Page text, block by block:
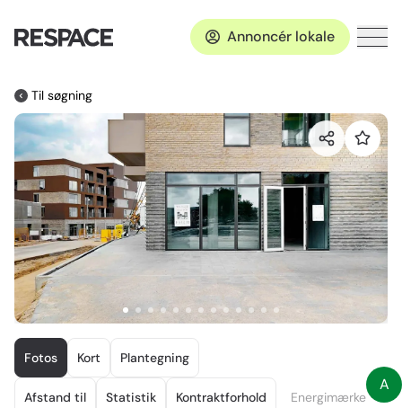
Annoncér lokale
Til søgning
of
13
Fotos Kort Plantegning
Afstand til Statistik Kontraktforhold Energimærke
A